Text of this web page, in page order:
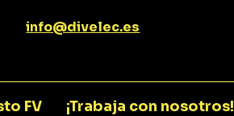
info@divelec.es
FV ¡Trabaja con nosotros!